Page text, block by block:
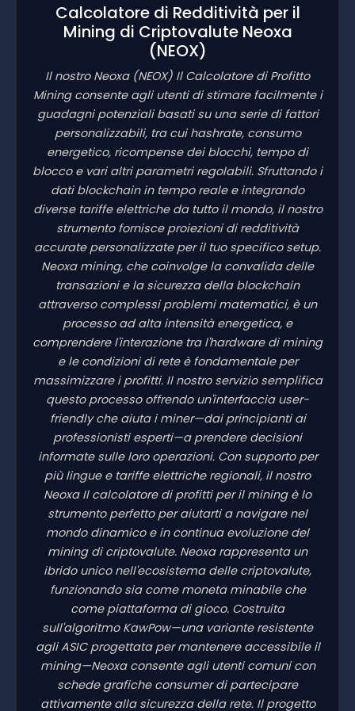
Calcolatore di Redditività per il
Mining di Criptovalute Neoxa
(NEOX)
Il nostro Neoxa (NEOX) Il Calcolatore di Profitto
Mining consente agli utenti di stimare facilmente i
guadagni potenziali basati su una serie di fattori
personalizzabili, tra cui hashrate, consumo
energetico, ricompense dei blocchi, tempo di
blocco e vari altri parametri regolabili. Sfruttando i
dati blockchain in tempo reale e integrando
diverse tariffe elettriche da tutto il mondo, il nostro
strumento fornisce proiezioni di redditività
accurate personalizzate per il tuo specifico setup.
Neoxa mining, che coinvolge la convalida delle
transazioni e la sicurezza della blockchain
attraverso complessi problemi matematici, è un
processo ad alta intensità energetica, e
comprendere l'interazione tra l'hardware di mining
e le condizioni di rete è fondamentale per
massimizzare i profitti. Il nostro servizio semplifica
questo processo offrendo un'interfaccia user-
friendly che aiuta i miner—dai principianti ai
professionisti esperti—a prendere decisioni
informate sulle loro operazioni. Con supporto per
più lingue e tariffe elettriche regionali, il nostro
Neoxa Il calcolatore di profitti per il mining è lo
strumento perfetto per aiutarti a navigare nel
mondo dinamico e in continua evoluzione del
mining di criptovalute. Neoxa rappresenta un
ibrido unico nell'ecosistema delle criptovalute,
funzionando sia come moneta minabile che
come piattaforma di gioco. Costruita
sull'algoritmo KawPow—una variante resistente
agli ASIC progettata per mantenere accessibile il
mining—Neoxa consente agli utenti comuni con
schede grafiche consumer di partecipare
attivamente alla sicurezza della rete. Il progetto